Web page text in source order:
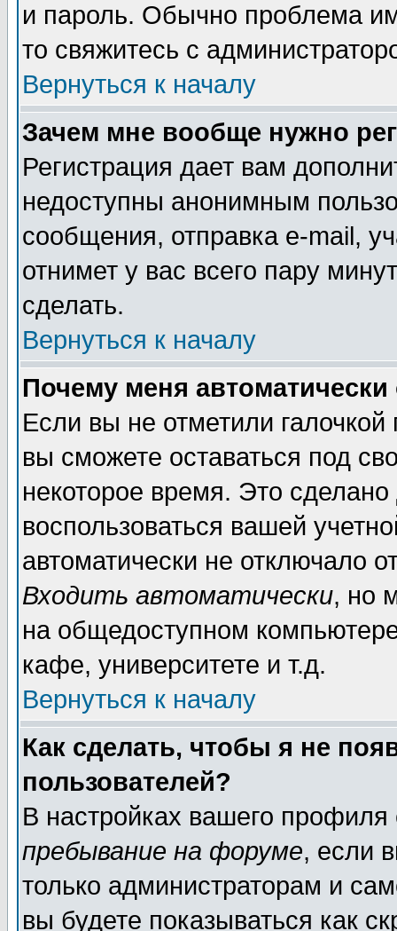
и пароль. Обычно проблема
то свяжитесь с
Вернуться к началу
Зачем мне вообще нужно
Регистрация дает вам
недоступны анонимным
сообщения, отправка e-mail,
отнимет у вас всего пару
сделать.
Вернуться к началу
Почему меня автоматически
Если вы не отметили галочкой
вы сможете оставаться под
некоторое время. Это
воспользоваться вашей
автоматически не отключало
Входить автоматически, но
на общедоступном
кафе, университете и т.д.
Вернуться к началу
Как сделать, чтобы я не
пользователей?
В настройках вашего
пребывание на форуме, если
только администраторам и
вы будете показываться как